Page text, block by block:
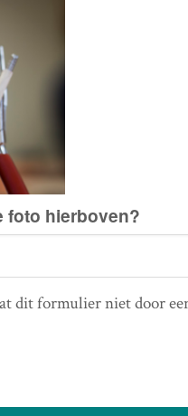
foto hierboven?
dit formulier niet door